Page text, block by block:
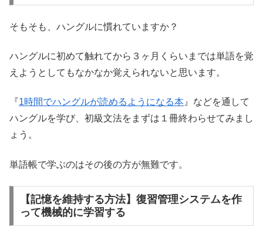
そもそも、ハングルに慣れていますか？
ハングルに初めて触れてから３ヶ月くらいまでは単語を覚
えようとしてもなかなか覚えられないと思います。
『1時間でハングルが読めるようになる本 』などを通して
ハングルを学び、初級文法をまずは１冊終わらせてみまし
ょう。
単語帳で学ぶのはその後の方が無難です。
【記憶を維持する方法】復習管理システムを作
って機械的に学習する